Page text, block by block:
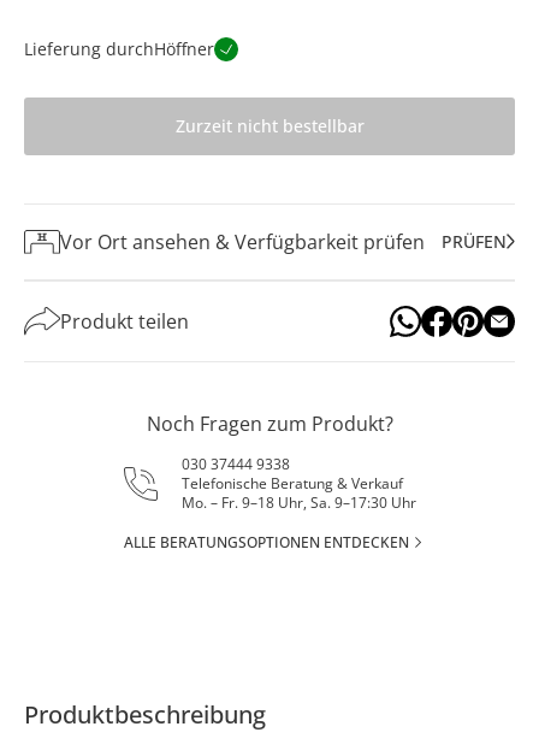
Lieferung durchHöffner
Zurzeit nicht bestellbar
Vor Ort ansehen & Verfügbarkeit prüfen PRÜFEN
Produkt teilen
Noch Fragen zum Produkt?
030 37444 9338
Telefonische Beratung & Verkauf
Mo. – Fr. 9–18 Uhr, Sa. 9–17:30 Uhr
ALLE BERATUNGSOPTIONEN ENTDECKEN
Produktbeschreibung